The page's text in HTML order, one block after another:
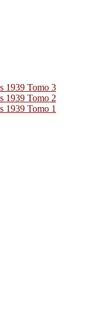
1939 Tomo 3
1939 Tomo 2
1939 Tomo 1